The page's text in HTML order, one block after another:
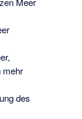
mehr
des